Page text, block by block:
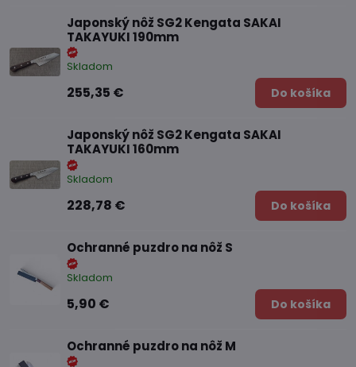
Japonský nôž SG2 Kengata SAKAI
TAKAYUKI 190mm
Skladom
255,35 € Do košíka
Japonský nôž SG2 Kengata SAKAI
TAKAYUKI 160mm
Skladom
228,78 € Do košíka
Ochranné puzdro na nôž S
Skladom
5,90 € Do košíka
Ochranné puzdro na nôž M